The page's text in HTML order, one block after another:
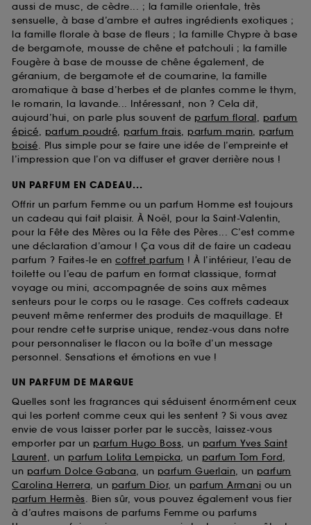
aussi de musc, de cèdre... ; la famille orientale, très
sensuelle, à base d’ambre et autres ingrédients exotiques ;
la famille florale à base de fleurs ; la famille Chypre à base
de bergamote, mousse de chêne et patchouli ; la famille
Fougère à base de mousse de chêne également, de
géranium, de bergamote et de coumarine, la famille
aromatique à base d’herbes et de plantes comme le thym,
le romarin, la lavande... Intéressant, non ? Cela dit,
aujourd’hui, on parle plus souvent de parfum floral, parfum
épicé, parfum poudré, parfum frais, parfum marin, parfum
boisé. Plus simple pour se faire une idée de l’empreinte et
l’impression que l’on va diffuser et graver derrière nous !
UN PARFUM EN CADEAU...
Offrir un parfum Femme ou un parfum Homme est toujours
un cadeau qui fait plaisir. À Noël, pour la Saint-Valentin,
pour la Fête des Mères ou la Fête des Pères... C’est comme
une déclaration d’amour ! Ça vous dit de faire un cadeau
parfum ? Faites-le en coffret parfum ! À l’intérieur, l’eau de
toilette ou l’eau de parfum en format classique, format
voyage ou mini, accompagnée de soins aux mêmes
senteurs pour le corps ou le rasage. Ces coffrets cadeaux
peuvent même renfermer des produits de maquillage. Et
pour rendre cette surprise unique, rendez-vous dans notre
pour personnaliser le flacon ou la boîte d’un message
personnel. Sensations et émotions en vue !
UN PARFUM DE MARQUE
Quelles sont les fragrances qui séduisent énormément ceux
qui les portent comme ceux qui les sentent ? Si vous avez
envie de vous laisser porter par le succès, laissez-vous
emporter par un parfum Hugo Boss, un parfum Yves Saint
Laurent, un parfum Lolita Lempicka, un parfum Tom Ford,
un parfum Dolce Gabana, un parfum Guerlain, un parfum
Carolina Herrera, un parfum Dior, un parfum Armani ou un
parfum Hermès. Bien sûr, vous pouvez également vous fier
à d’autres maisons de parfums Femme ou parfums